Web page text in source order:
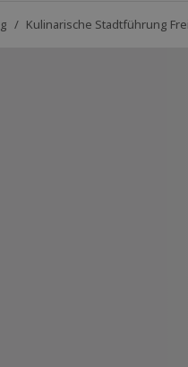
/ Kulinarische Stadtführung